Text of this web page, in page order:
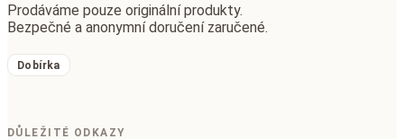
Prodáváme pouze originální produkty.
Bezpečné a anonymní doručení zaručené.
Dobírka
DŮLEŽITÉ ODKAZY